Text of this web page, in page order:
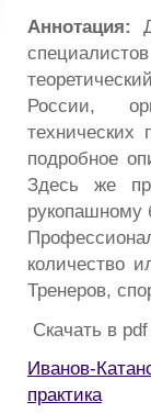
Аннотация:
России,
подробное
Здесь же
рукопашному
количество
Тренеров,
Скачать в
Иванов-
практика